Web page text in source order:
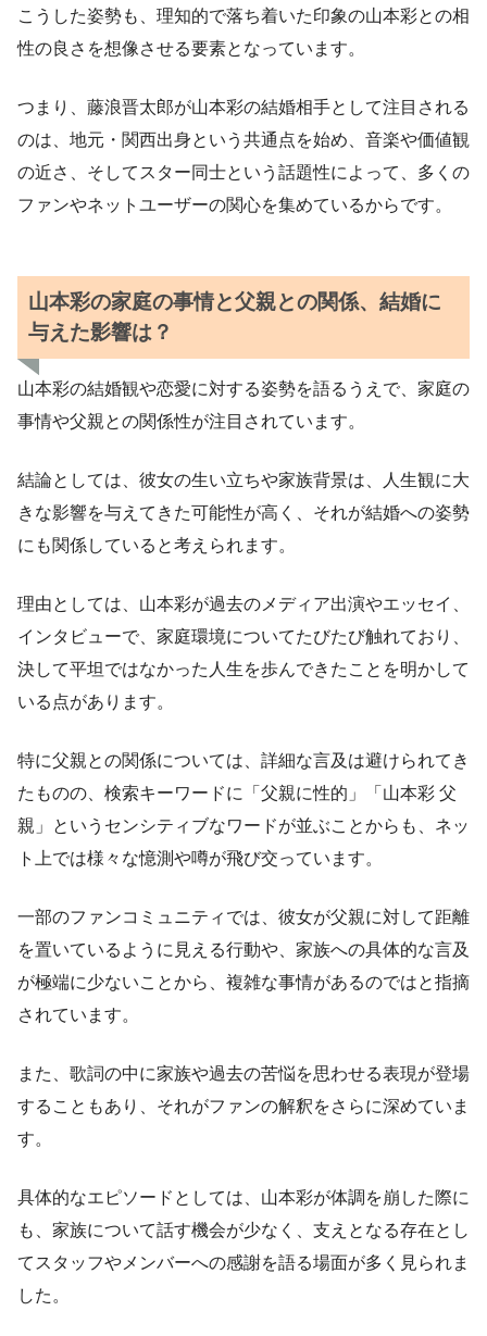
こうした姿勢も、理知的で落ち着いた印象の山本彩との相
性の良さを想像させる要素となっています。
つまり、藤浪晋太郎が山本彩の結婚相手として注目される
のは、地元・関西出身という共通点を始め、音楽や価値観
の近さ、そしてスター同士という話題性によって、多くの
ファンやネットユーザーの関心を集めているからです。
山本彩の家庭の事情と父親との関係、結婚に
与えた影響は？
山本彩の結婚観や恋愛に対する姿勢を語るうえで、家庭の
事情や父親との関係性が注目されています。
結論としては、彼女の生い立ちや家族背景は、人生観に大
きな影響を与えてきた可能性が高く、それが結婚への姿勢
にも関係していると考えられます。
理由としては、山本彩が過去のメディア出演やエッセイ、
インタビューで、家庭環境についてたびたび触れており、
決して平坦ではなかった人生を歩んできたことを明かして
いる点があります。
特に父親との関係については、詳細な言及は避けられてき
たものの、検索キーワードに「父親に性的」「山本彩 父
親」というセンシティブなワードが並ぶことからも、ネッ
ト上では様々な憶測や噂が飛び交っています。
一部のファンコミュニティでは、彼女が父親に対して距離
を置いているように見える行動や、家族への具体的な言及
が極端に少ないことから、複雑な事情があるのではと指摘
されています。
また、歌詞の中に家族や過去の苦悩を思わせる表現が登場
することもあり、それがファンの解釈をさらに深めていま
す。
具体的なエピソードとしては、山本彩が体調を崩した際に
も、家族について話す機会が少なく、支えとなる存在とし
てスタッフやメンバーへの感謝を語る場面が多く見られま
した。